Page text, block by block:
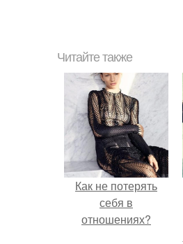
Читайте также
Как не потерять
себя в
отношениях?